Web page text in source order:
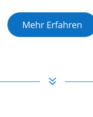
Mehr Erfahren
7